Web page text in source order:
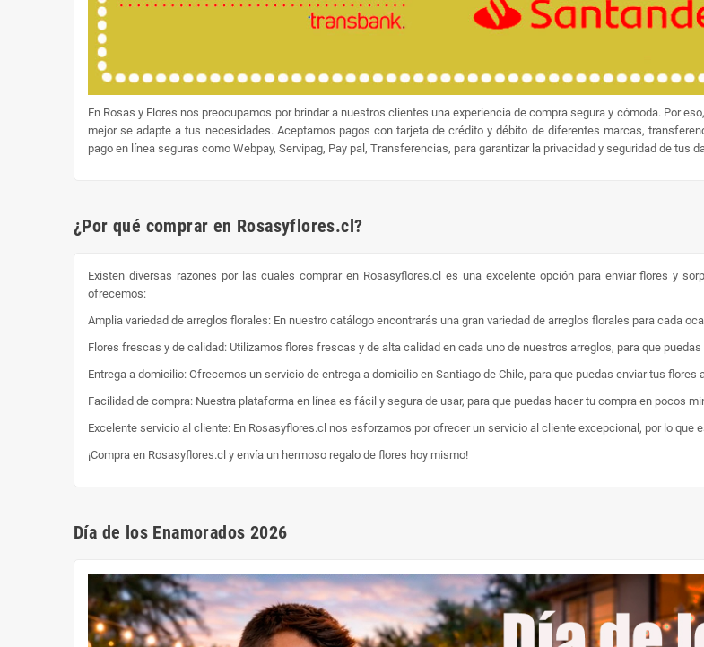
En Rosas y Flores nos preocupamos por brindar a nuestros clientes una experiencia de compra segura y cómoda. Por
mejor se adapte a tus necesidades. Aceptamos pagos con tarjeta de crédito y débito de diferentes marcas,
pago en línea seguras como Webpay, Servipag, Pay pal, Transferencias, para garantizar la privacidad y seguridad de tus
¿Por qué comprar en Rosasyflores.cl?
Existen diversas razones por las cuales comprar en Rosasyflores.cl es una excelente opción para enviar flores y
ofrecemos:
Amplia variedad de arreglos florales: En nuestro catálogo encontrarás una gran variedad de arreglos florales para cada
Flores frescas y de calidad: Utilizamos flores frescas y de alta calidad en cada uno de nuestros arreglos, para que
Entrega a domicilio: Ofrecemos un servicio de entrega a domicilio en Santiago de Chile, para que puedas enviar tus
Facilidad de compra: Nuestra plataforma en línea es fácil y segura de usar, para que puedas hacer tu compra en pocos
Excelente servicio al cliente: En Rosasyflores.cl nos esforzamos por ofrecer un servicio al cliente excepcional, por lo
¡Compra en Rosasyflores.cl y envía un hermoso regalo de flores hoy mismo!
Día de los Enamorados 2026